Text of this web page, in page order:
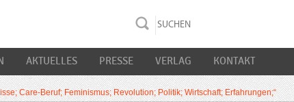
AKTUELLES PRESSE VERLAG KONTAKT
Care-Beruf; Feminismus; Revolution; Politik; Wirtschaft; Erfahrungen;“